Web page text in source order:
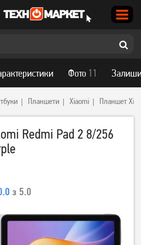
Планшети Xiaomi Планшет
Redmi Pad 2 8/256
з 5.0
Фото 11